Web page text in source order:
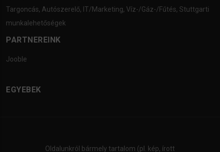
Targoncás, Autószerelő, IT/Marketing, Víz-/Gáz-/Fűtés, Stuttgarti
munkalehetőségek
PARTNEREINK
Jooble
EGYEBEK
Oldalunkról bármely tartalom (pl. kép, írott